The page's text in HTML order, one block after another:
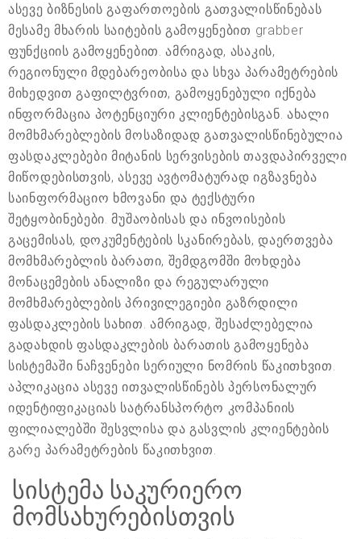
ასევე ბიზნესის გაფართოების გათვალისწინებას
მესამე მხარის საიტების გამოყენებით grabber
ფუნქციის გამოყენებით. ამრიგად, ასაკის,
რეგიონული მდებარეობისა და სხვა პარამეტრების
მიხედვით გაფილტვრით, გამოყენებული იქნება
ინფორმაცია პოტენციური კლიენტებისგან. ახალი
მომხმარებლების მოსაზიდად გათვალისწინებულია
ფასდაკლებები მიტანის სერვისების თავდაპირველი
მიწოდებისთვის, ასევე ავტომატურად იგზავნება
საინფორმაციო ხმოვანი და ტექსტური
შეტყობინებები. მუშაობისას და ინვოისების
გაცემისას, დოკუმენტების სკანირებას, დაერთვება
მომხმარებლის ბარათი, შემდგომში მოხდება
მონაცემების ანალიზი და რეგულარული
მომხმარებლების პრივილეგიები გაზრდილი
ფასდაკლების სახით. ამრიგად, შესაძლებელია
გადახდის ფასდაკლების ბარათის გამოყენება
სისტემაში ნაჩვენები სერიული ნომრის წაკითხვით.
აპლიკაცია ასევე ითვალისწინებს პერსონალურ
იდენტიფიკაციას სატრანსპორტო კომპანიის
ფილიალებში შესვლისა და გასვლის კლიენტების
გარე პარამეტრების წაკითხვით.
სისტემა საკურიერო
მომსახურებისთვის